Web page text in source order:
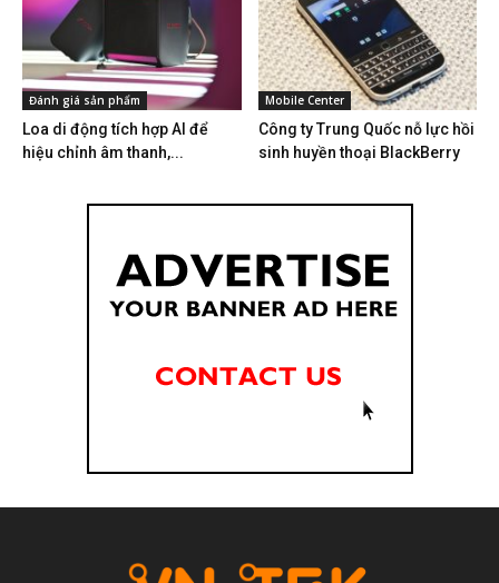
Đánh giá sản phẩm
Loa di động tích hợp AI để
hiệu chỉnh âm thanh,...
Mobile Center
Công ty Trung Quốc nỗ lực hồi
sinh huyền thoại BlackBerry